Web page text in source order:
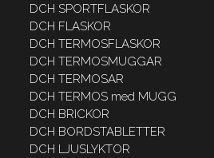
DCH SPORTFLASKOR
DCH FLASKOR
DCH TERMOSFLASKOR
DCH TERMOSMUGGAR
DCH TERMOSAR
DCH TERMOS med MUGG
DCH BRICKOR
DCH BORDSTABLETTER
DCH LJUSLYKTOR